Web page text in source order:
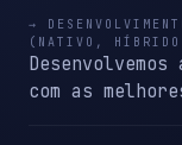
→
(NATIVO, HÍBRIDO
com as